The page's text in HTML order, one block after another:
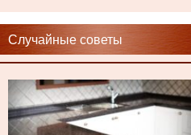
Случайные советы